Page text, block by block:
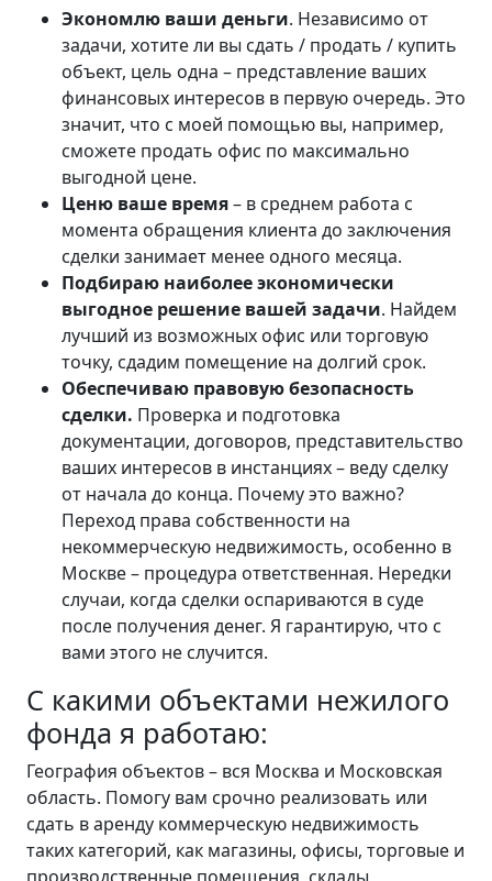
Экономлю ваши деньги. Независимо от
задачи, хотите ли вы сдать / продать / купить
объект, цель одна – представление ваших
финансовых интересов в первую очередь. Это
значит, что с моей помощью вы, например,
сможете продать офис по максимально
выгодной цене.
Ценю ваше время– в среднем работа с
момента обращения клиента до заключения
сделки занимает менее одного месяца.
Подбираю наиболее экономически
выгодное решение вашей задачи. Найдем
лучший из возможных офис или торговую
точку, сдадим помещение на долгий срок.
Обеспечиваю правовую безопасность
сделки. Проверка и подготовка
документации, договоров, представительство
ваших интересов в инстанциях – веду сделку
от начала до конца. Почему это важно?
Переход права собственности на
некоммерческую недвижимость, особенно в
Москве – процедура ответственная. Нередки
случаи, когда сделки оспариваются в суде
после получения денег. Я гарантирую, что с
вами этого не случится.
С какими объектами нежилого
фонда я работаю:
География объектов – вся Москва и Московская
область. Помогу вам срочно реализовать или
сдать в аренду коммерческую недвижимость
таких категорий, как магазины, офисы, торговые и